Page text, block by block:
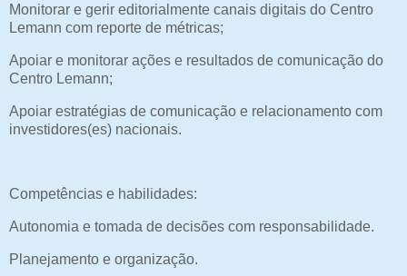
Monitorar e gerir editorialmente canais digitais do Centro
Lemann com reporte de métricas;
Apoiar e monitorar ações e resultados de comunicação do
Centro Lemann;
Apoiar estratégias de comunicação e relacionamento com
investidores(es) nacionais.
Competências e habilidades:
Autonomia e tomada de decisões com responsabilidade.
Planejamento e organização.